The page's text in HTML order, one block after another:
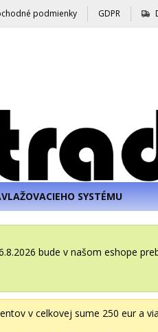
podmienky GDPR
SYSTÉMU
bude v našom eshope
v celkovej sume 250 eur a